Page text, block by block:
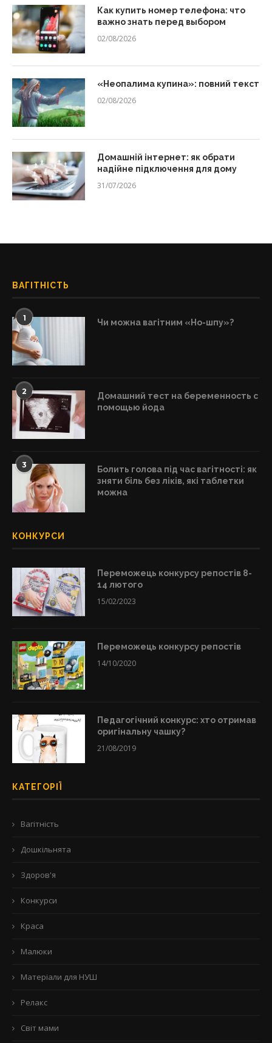
Как купить номер телефона: что
важно знать перед выбором
02/08/2026
«Неопалима купина»: повний текст
02/08/2026
Домашній інтернет: як обрати
надійне підключення для дому
31/07/2026
ВАГІТНІСТЬ
1 Чи можна вагітним «Но-шпу»?
2
Домашний тест на беременность с
помощью йода
3
Болить голова під час вагітності: як
зняти біль без ліків, які таблетки
можна
КОНКУРСИ
Переможець конкурсу репостів 8-
14 лютого
15/02/2023
Переможець конкурсу репостів
14/10/2020
Педагогічний конкурс: хто отримав
оригінальну чашку?
21/08/2019
КАТЕГОРІЇ
Вагітність
Дошкільнята
Здоров'я
Конкурси
Краса
Малюки
Матеріали для НУШ
Релакс
Світ мами